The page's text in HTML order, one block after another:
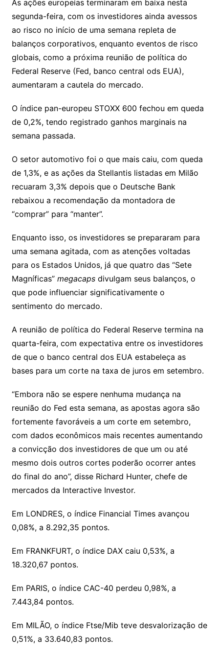
y
Li
n
k
s
A
p
p
gr
a
m
e
dI
n
l
gl
e
a
o
m
s
s
a
g
e
lo
o
k.
c
o
m
y
p
e
h
o
o
M
ai
l
e
a
d
s
ai
l
ar
e
As ações europeias terminaram em baixa nesta
segunda-feira, com os investidores ainda avessos
ao risco no início de uma semana repleta de
balanços corporativos, enquanto eventos de risco
globais, como a próxima reunião de política do
Federal Reserve (Fed, banco central ods EUA),
aumentaram a cautela do mercado.
O índice pan-europeu STOXX 600 fechou em queda
de 0,2%, tendo registrado ganhos marginais na
semana passada.
O setor automotivo foi o que mais caiu, com queda
de 1,3%, e as ações da Stellantis listadas em Milão
recuaram 3,3% depois que o Deutsche Bank
rebaixou a recomendação da montadora de
“comprar” para “manter”.
Enquanto isso, os investidores se prepararam para
uma semana agitada, com as atenções voltadas
para os Estados Unidos, já que quatro das “Sete
Magníficas” megacapsdivulgam seus balanços, o
que pode influenciar significativamente o
sentimento do mercado.
A reunião de política do Federal Reserve termina na
quarta-feira, com expectativa entre os investidores
de que o banco central dos EUA estabeleça as
bases para um corte na taxa de juros em setembro.
“Embora não se espere nenhuma mudança na
reunião do Fed esta semana, as apostas agora são
fortemente favoráveis a um corte em setembro,
com dados econômicos mais recentes aumentando
a convicção dos investidores de que um ou até
mesmo dois outros cortes poderão ocorrer antes
do final do ano”, disse Richard Hunter, chefe de
mercados da Interactive Investor.
Em LONDRES, o índice Financial Times avançou
0,08%, a 8.292,35 pontos.
Em FRANKFURT, o índice DAX caiu 0,53%, a
18.320,67 pontos.
Em PARIS, o índice CAC-40 perdeu 0,98%, a
7.443,84 pontos.
Em MILÃO, o índice Ftse/Mib teve desvalorização de
0,51%, a 33.640,83 pontos.